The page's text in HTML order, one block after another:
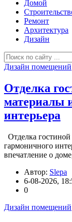
Домой
Ремонт
Архитектура
Дизайн
Дизайн помещений
Отделка
материалы
интерьера
Отделка
гармоничного
впечатление о
Автор: Slepa
6-08-2026,
0
Дизайн помещений